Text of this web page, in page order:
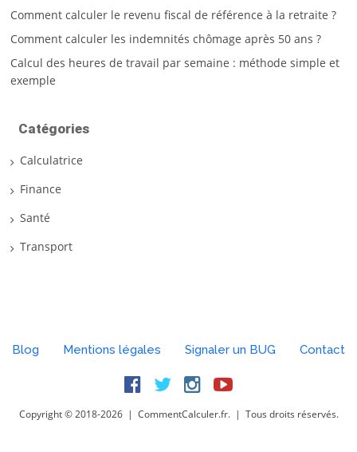
Comment calculer le revenu fiscal de référence à la retraite ?
Comment calculer les indemnités chômage après 50 ans ?
Calcul des heures de travail par semaine : méthode simple et
exemple
Catégories
Calculatrice
Finance
Santé
Transport
Blog Mentions légales Signaler un BUG Contact
Facebook
TwitterInstagram
Copyright © 2018-2026 | CommentCalculer.fr. | Tous droits réservés.